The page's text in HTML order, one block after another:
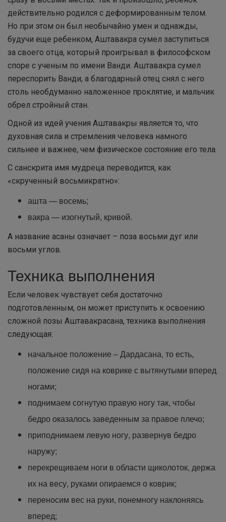
действительно родился с деформированным телом.
Но при этом он был необычайно умен и однажды,
будучи еще ребенком, Аштавакра сумел заступиться
за своего отца, который проигрывал в философском
споре с ученым по имени Ванди. Аштавакра сумел
переспорить Ванди, а благодарный отец снял с него
столь необдуманно наложенное проклятие, и мальчик
обрел стройный стан.
Одной из идей учения Аштавакры является то, что
духовная сила и стремления человека намного
сильнее и важнее, чем физическое состояние его тела.
С санскрита имя мудреца переводится, как
«скрученный восьмикратно»:
ашта — восемь;
вакра — изогнутый, кривой.
А название асаны означает – поза восьми дуг или
восьми углов.
Техника выполнения
Если человек чувствует себя достаточно
подготовленным, он может приступить к освоению
сложной позы Аштавакрасана, техника выполнения
следующая:
начальное положение – Дардасана, то есть,
положение сидя на коврике с вытянутыми вперед
ногами;
поднимаем согнутую правую ногу так, чтобы
бедро оказалось заведенным за правое плечо;
приподнимаем левую ногу, развернув бедро
наружу;
перекрещиваем ноги в области щиколоток, держа
их на весу, руками опираемся о коврик;
переносим вес на руки, понемногу наклоняясь
вперед;